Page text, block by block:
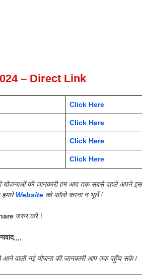
– Direct Link
Click Here
Click Here
Click Here
Click Here
योजनाओं की जानकारी हम आप तक सबसे पहले अपने इस
Website को फॉलो करना न भूलें !
जरुर करें !
,,,,
वाली नई योजना की जानकारी आप तक पहुँच सके !